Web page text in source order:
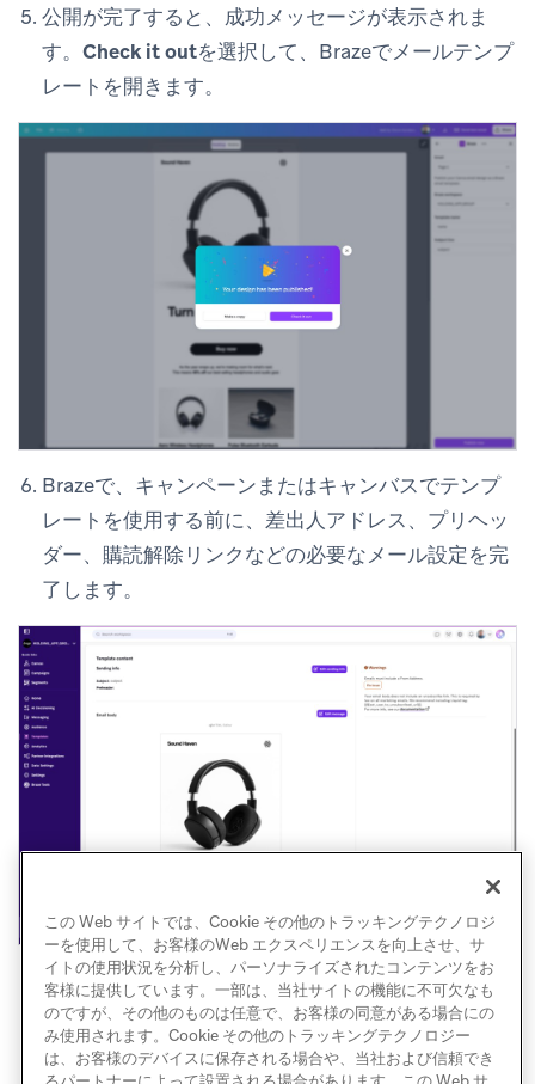
公開が完了すると、成功メッセージが表示されま
す。 Check it outを選択して、Brazeでメールテンプ
レートを開きます。
Brazeで、キャンペーンまたはキャンバスでテンプ
レートを使用する前に、 差出人アドレス、プリヘッ
ダー、購読解除リンクなどの必要なメール設定を完
了します。
この Web サイトでは、Cookie その他のトラッキングテクノロジ
ーを使用して、お客様のWeb エクスペリエンスを向上させ、サ
イトの使用状況を分析し、パーソナライズされたコンテンツをお
客様に提供しています。一部は、当社サイトの機能に不可欠なも
のですが、その他のものは任意で、お客様の同意がある場合にの
み使用されます。Cookie その他のトラッキングテクノロジー
は、お客様のデバイスに保存される場合や、当社および信頼でき